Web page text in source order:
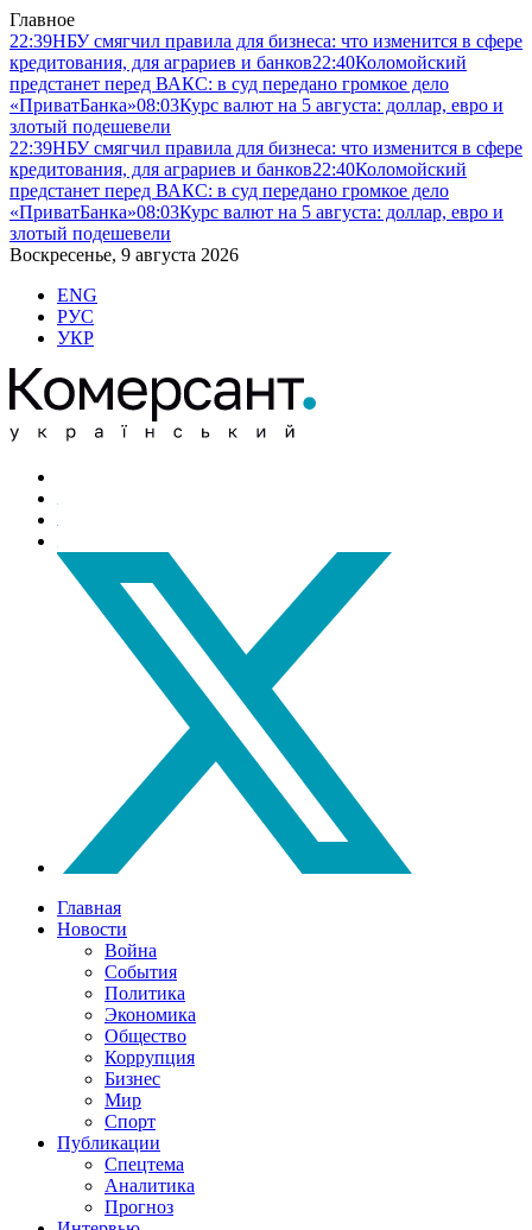
Главное
22:39НБУ смягчил правила для бизнеса: что изменится в сфере
кредитования, для аграриев и банков22:40Коломойский
предстанет перед ВАКС: в суд передано громкое дело
«ПриватБанка»08:03Курс валют на 5 августа: доллар, евро и
злотый подешевели
22:39НБУ смягчил правила для бизнеса: что изменится в сфере
кредитования, для аграриев и банков22:40Коломойский
предстанет перед ВАКС: в суд передано громкое дело
«ПриватБанка»08:03Курс валют на 5 августа: доллар, евро и
злотый подешевели
Воскресенье, 9 августа 2026
ENG
РУС
УКР
Главная
Новости
Война
События
Политика
Экономика
Общество
Коррупция
Бизнес
Мир
Спорт
Публикации
Спецтема
Аналитика
Прогноз